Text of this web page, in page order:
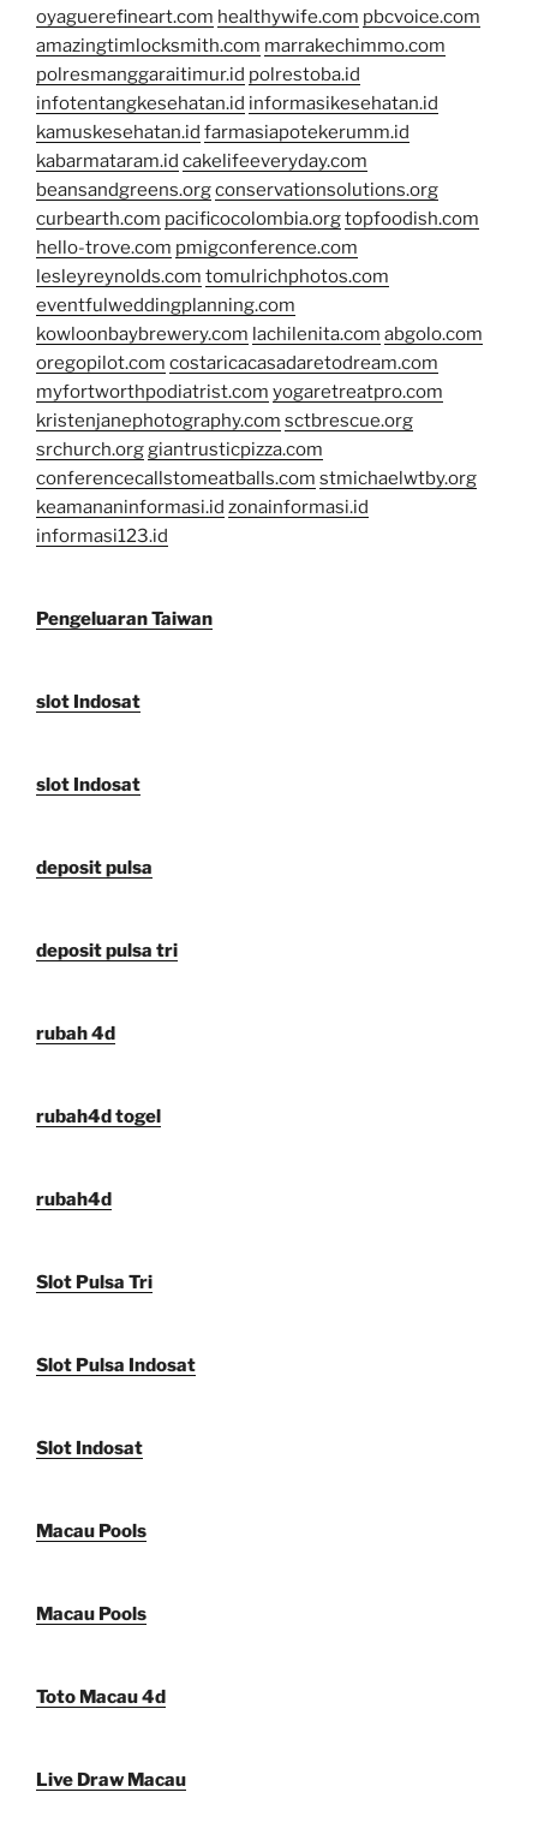
oyaguerefineart.com healthywife.com pbcvoice.com
amazingtimlocksmith.com marrakechimmo.com
polresmanggaraitimur.id polrestoba.id
infotentangkesehatan.id informasikesehatan.id
kamuskesehatan.id farmasiapotekerumm.id
kabarmataram.id cakelifeeveryday.com
beansandgreens.orgconservationsolutions.org
curbearth.com pacificocolombia.orgtopfoodish.com
hello-trove.com pmigconference.com
lesleyreynolds.com tomulrichphotos.com
eventfulweddingplanning.com
kowloonbaybrewery.com lachilenita.com abgolo.com
oregopilot.com costaricacasadaretodream.com
myfortworthpodiatrist.com yogaretreatpro.com
kristenjanephotography.com sctbrescue.org
srchurch.org giantrusticpizza.com
conferencecallstomeatballs.com stmichaelwtby.org
keamananinformasi.id zonainformasi.id
informasi123.id
Pengeluaran Taiwan
slot Indosat
slot Indosat
deposit pulsa
deposit pulsa tri
rubah 4d
rubah4d togel
rubah4d
Slot Pulsa Tri
Slot Pulsa Indosat
Slot Indosat
Macau Pools
Macau Pools
Toto Macau 4d
Live Draw Macau